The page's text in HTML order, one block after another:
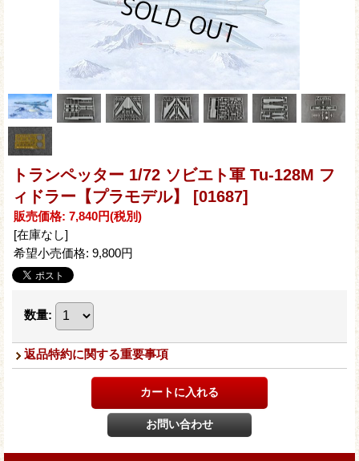
トランペッター 1/72 ソビエト軍 Tu-128M フ
ィドラー【プラモデル】 [01687]
販売価格: 7,840円(税別)
[在庫なし]
希望小売価格: 9,800円
数量:
返品特約に関する重要事項